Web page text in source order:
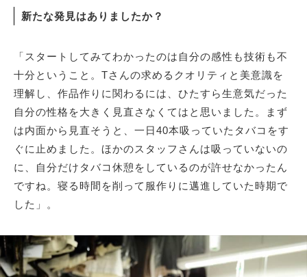
新たな発見はありましたか？
「スタートしてみてわかったのは自分の感性も技術も不
十分ということ。Tさんの求めるクオリティと美意識を
理解し、作品作りに関わるには、ひたすら生意気だった
自分の性格を大きく見直さなくてはと思いました。まず
は内面から見直そうと、一日40本吸っていたタバコをす
ぐに止めました。ほかのスタッフさんは吸っていないの
に、自分だけタバコ休憩をしているのが許せなかったん
ですね。寝る時間を削って服作りに邁進していた時期で
した」。